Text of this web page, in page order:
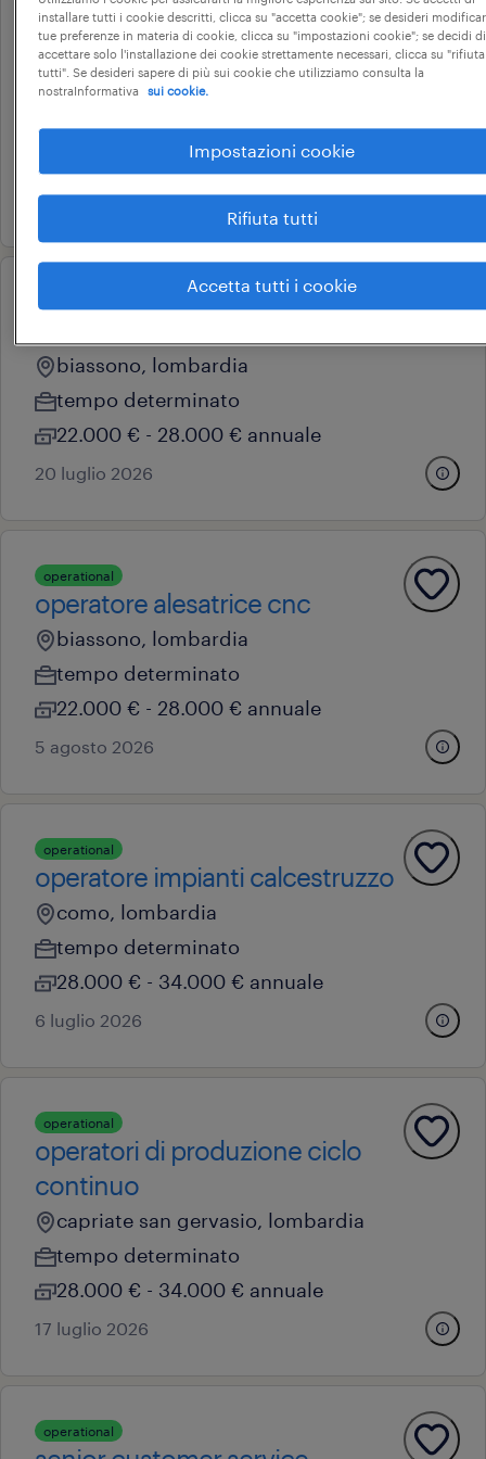
operatore reparto
plurimandrino
biassono, lombardia
tempo determinato
22.000 € - 28.000 € annuale
28 luglio 2026
biassono, lombardia
tempo determinato
22.000 € - 28.000 € annuale
20 luglio 2026
operational
operatore alesatrice cnc
biassono, lombardia
tempo determinato
22.000 € - 28.000 € annuale
5 agosto 2026
operational
operatore impianti calcestruzzo
como, lombardia
tempo determinato
28.000 € - 34.000 € annuale
6 luglio 2026
operational
operatori di produzione ciclo
continuo
capriate san gervasio, lombardia
tempo determinato
28.000 € - 34.000 € annuale
17 luglio 2026
operational
installare tutti i cookie descritti, clicca su "accetta cookie"; se desideri
tue preferenze in materia di cookie, clicca su "impostazioni cookie"; se decidi di
accettare solo l'installazione dei cookie strettamente necessari, clicca su "rifiuta
tutti". Se desideri sapere di più sui cookie che utilizziamo consulta la
nostraInformativa
sui cookie.
Impostazioni cookie
Rifiuta tutti
Accetta tutti i cookie